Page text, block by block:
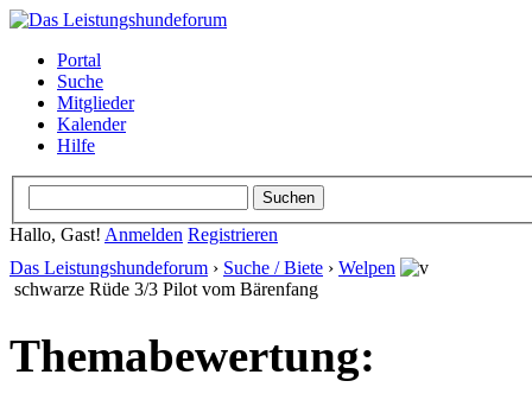
Portal
Suche
Mitglieder
Kalender
Hilfe
Hallo, Gast! Anmelden Registrieren
Das Leistungshundeforum › Suche / Biete › Welpen
schwarze Rüde 3/3 Pilot vom Bärenfang
Themabewertung: